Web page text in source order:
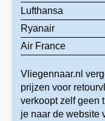
Lufthansa
Ryanair
Air France
Vliegennaar.nl
prijzen voor
verkoopt zelf geen
je naar de website